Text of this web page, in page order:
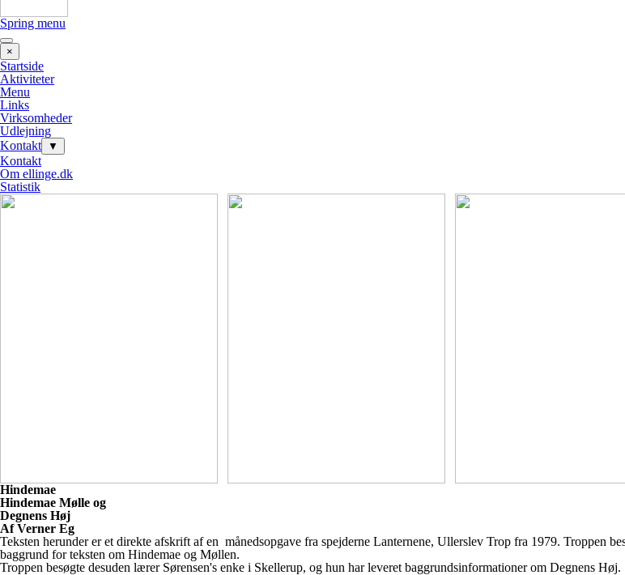
Spring menu
×
Startside
Aktiviteter
Menu
Links
Virksomheder
Udlejning
Kontakt
▼
Kontakt
Om ellinge.dk
Statistik
Hindemae
Hindemae Mølle og
Degnens Høj
Af Verner Eg
Teksten herunder er et direkte afskrift af en månedsopgave fra spejderne Lanternene, Ullerslev Trop fra 1979. Troppen
baggrund for teksten om Hindemae og Møllen.
Troppen besøgte desuden lærer Sørensen's enke i Skellerup, og hun har leveret baggrundsinformationerom Degnens Høj.